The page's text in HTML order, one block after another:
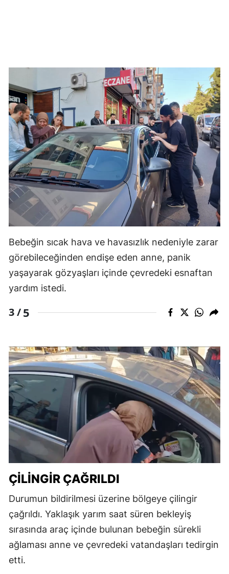
Bebeğin sıcak hava ve havasızlık nedeniyle zarar
görebileceğinden endişe eden anne, panik
yaşayarak gözyaşları içinde çevredeki esnaftan
yardım istedi.
3 /5
ÇILINGIR ÇAĞRILDI
Durumun bildirilmesi üzerine bölgeye çilingir
çağrıldı. Yaklaşık yarım saat süren bekleyiş
sırasında araç içinde bulunan bebeğin sürekli
ağlaması anne ve çevredeki vatandaşları tedirgin
etti.